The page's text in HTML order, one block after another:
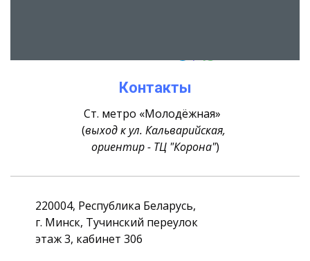
Контакты
Ст. метро «Молодёжная»
(выход к ул. Кальварийская,
ориентир - ТЦ "Корона")
220004, Республика Беларусь,
г. Минск, Тучинский переулок
этаж 3, кабинет 306